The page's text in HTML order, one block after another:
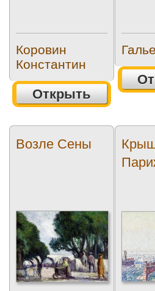
Коровин
Константин
Открыть
Возле Сены